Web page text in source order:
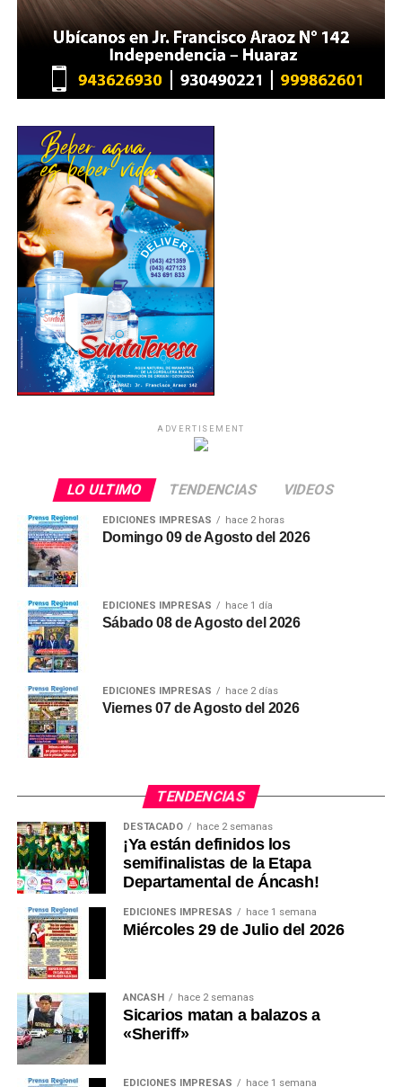
ADVERTISEMENT
LO ULTIMO TENDENCIAS VIDEOS
EDICIONES IMPRESAS hace 2 horas
Domingo 09 de Agosto del 2026
EDICIONES IMPRESAS hace 1 día
Sábado 08 de Agosto del 2026
EDICIONES IMPRESAS hace 2 días
Viernes 07 de Agosto del 2026
TENDENCIAS
DESTACADO hace 2 semanas
¡Ya están definidos los
semifinalistas de la Etapa
Departamental de Áncash!
EDICIONES IMPRESAS hace 1 semana
Miércoles 29 de Julio del 2026
ANCASH hace 2 semanas
Sicarios matan a balazos a
«Sheriff»
EDICIONES IMPRESAS hace 1 semana